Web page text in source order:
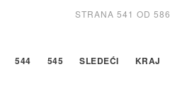
STRANA 541 OD 586
544 545 SLEDEĆI KRAJ